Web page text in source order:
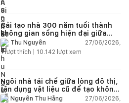
Cải tạo nhà 300 năm tuổi thành
không gian sống hiện đại giữa
thiên nhiên
Thu Nguyễn
27/06/2026,
1lượt thích | 10.142 lượt xem
Ngôi nhà tái chế giữa lòng đô thị,
tận dụng vật liệu cũ để tạo không
gian sống linh hoạt
Nguyễn Thu Hằng
27/06/2026,